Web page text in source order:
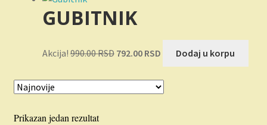
O nama
Plaćanje
Privatnost
Uslovi korišćenja
GUBITNIK
Akcija!990.00RSD
bila:
792.00 RSD
792.00 RSD.
Dodaj u korpu
Prikazan jedan rezultat